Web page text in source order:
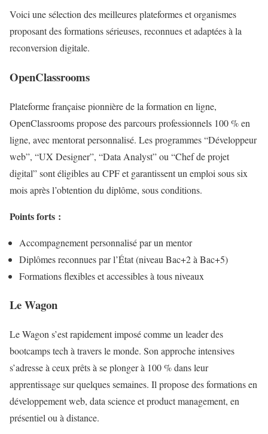
Voici une sélection des meilleures plateformes et organismes
proposant des formations sérieuses, reconnues et adaptées à la
reconversion digitale.
OpenClassrooms
Plateforme française pionnière de la formation en ligne,
OpenClassrooms propose des parcours professionnels 100 % en
ligne, avec mentorat personnalisé. Les programmes “Développeur
web”, “UX Designer”, “Data Analyst” ou “Chef de projet
digital” sont éligibles au CPF et garantissent un emploi sous six
mois après l’obtention du diplôme, sous conditions.
Points forts :
Accompagnement personnalisé par un mentor
Diplômes reconnues par l’État (niveau Bac+2 à Bac+5)
Formations flexibles et accessibles à tous niveaux
Le Wagon
Le Wagon s’est rapidement imposé comme un leader des
bootcamps tech à travers le monde. Son approche intensives
s’adresse à ceux prêts à se plonger à 100 % dans leur
apprentissage sur quelques semaines. Il propose des formations en
développement web, data science et product management, en
présentiel ou à distance.